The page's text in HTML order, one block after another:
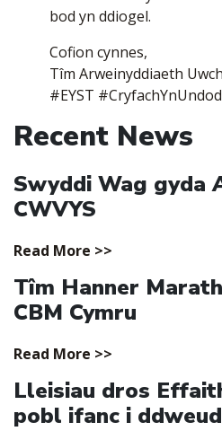
bod yn ddiogel.
Cofion cynnes,
Tîm Arweinyddiaeth
#EYST #CryfachYnUndod
Recent News
Swyddi Wag gyda
CWVYS
Read More >>
Tîm Hanner
CBM Cymru
Read More >>
Lleisiau dros
pobl ifanc i